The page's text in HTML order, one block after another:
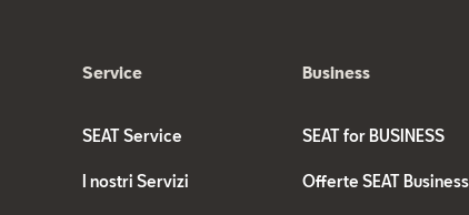
Service
SEAT Service
I nostri Servizi
Business
SEAT for BUSINESS
Offerte SEAT Business